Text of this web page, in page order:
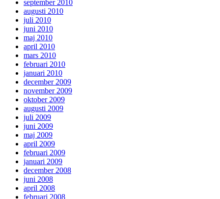
september 2010
augusti 2010
juli 2010
juni 2010
maj 2010
april 2010
mars 2010
februari 2010
januari 2010
december 2009
november 2009
oktober 2009
augusti 2009
juli 2009
juni 2009
maj 2009
april 2009
februari 2009
januari 2009
december 2008
juni 2008
april 2008
februari 2008